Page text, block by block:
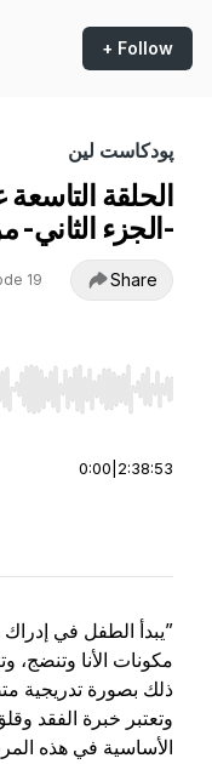
+ Follow
پودكاست لين
الحلقة
-الجزء الثاني-
19 Share
Home/End to jump
0:00 2:38:53
”يبدأ الطفل في إدراك
مكونات الأنا وتنضج،
ذلك بصورة تدريجية
وتعتبر خبرة الفقد
الأساسية في هذه